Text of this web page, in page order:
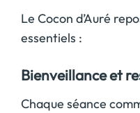
Le Cocon d’Auré
essentiels :
Bienveillance et
Chaque séance